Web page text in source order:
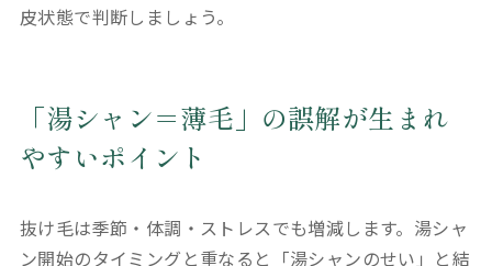
皮状態で判断しましょう。
「湯シャン＝薄毛」の誤解が生まれ
やすいポイント
抜け毛は季節・体調・ストレスでも増減します。湯シャ
ン開始のタイミングと重なると「湯シャンのせい」と結